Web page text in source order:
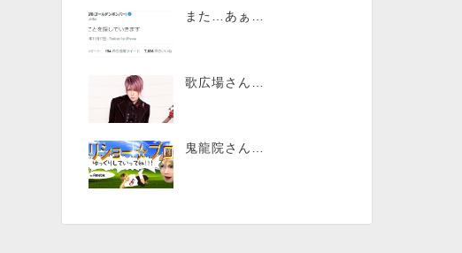
また…あぁ…
歌広場さん…
鬼龍院さん…